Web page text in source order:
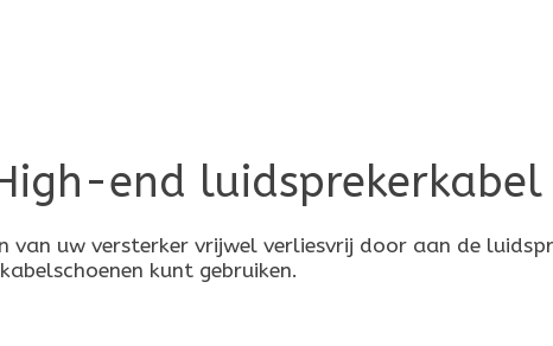
end luidsprekerkabel
uw versterker vrijwel verliesvrij door aan de
kunt gebruiken.